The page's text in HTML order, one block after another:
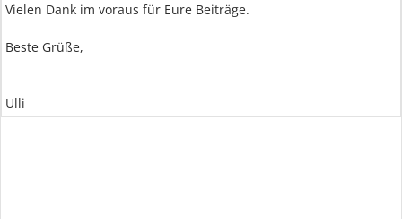
Vielen Dank im voraus für Eure Beiträge.
Beste Grüße,
Ulli